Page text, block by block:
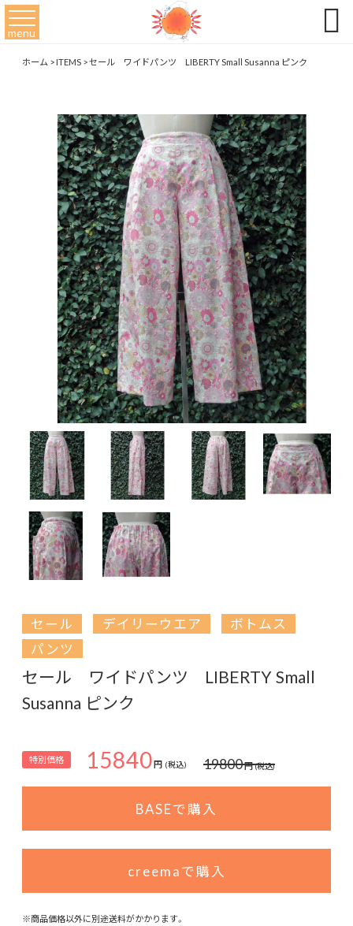
menu 
ホーム>ITEMS>セール ワイドパンツ LIBERTY Small Susanna ピンク
セール デイリーウエア
ボトムス
パンツ
セール ワイドパンツ LIBERTY Small
Susanna ピンク
特別価格 15840円 (税込) 19800円(税込)
BASEで購入
creemaで購入
※商品価格以外に別途送料がかかります。